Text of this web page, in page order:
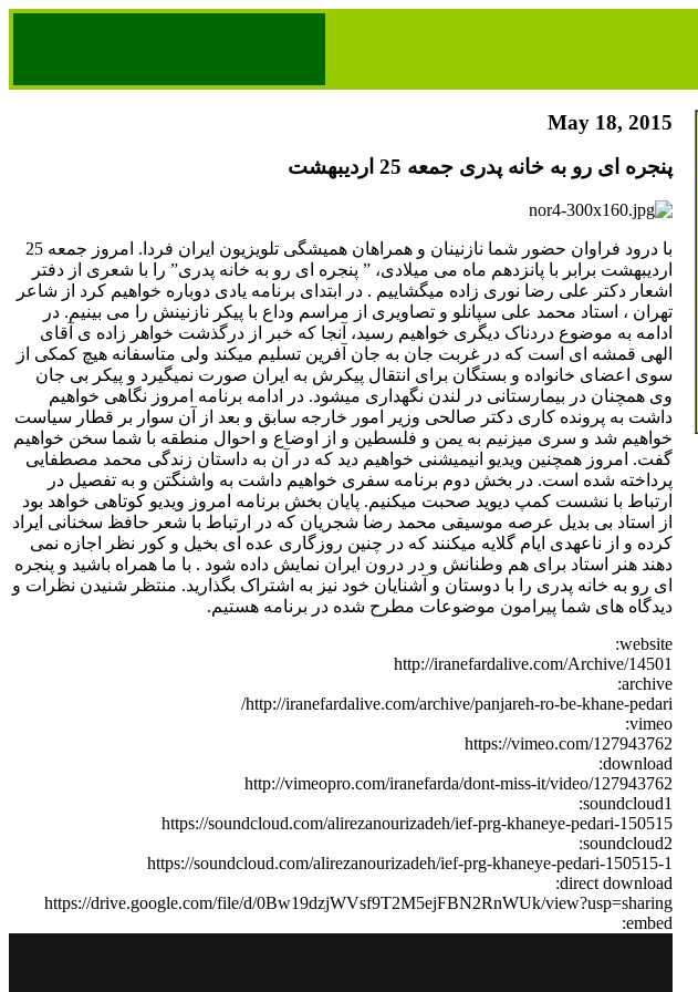
May 18, 2015
پنجره ای رو به خانه پدری جمعه 25 اردیبهشت
با درود فراوان حضور شما نازنینان و همراهان همیشگی تلویزیون ایران فردا. امروز جمعه 25
اردیبهشت برابر با پانزدهم ماه می میلادی، ” پنجره ای رو به خانه پدری” را با شعری از دفتر
اشعار دکتر علی رضا نوری زاده میگشاییم . در ابتدای برنامه یادی دوباره خواهیم کرد از شاعر
تهران ، استاد محمد علی سپانلو و تصاویری از مراسم وداع با پیکر نازنینش را می بینیم. در
ادامه به موضوع دردناک دیگری خواهیم رسید، آنجا که خبر از درگذشت خواهر زاده ی آقای
الهی قمشه ای است که در غربت جان به جان آفرین تسلیم میکند ولی متاسفانه هیچ کمکی از
سوی اعضای خانواده و بستگان برای انتقال پیکرش به ایران صورت نمیگیرد و پیکر بی جان
وی همچنان در بیمارستانی در لندن نگهداری میشود. در ادامه برنامه امروز نگاهی خواهیم
داشت به پرونده کاری دکتر صالحی وزیر امور خارجه سابق و بعد از آن سوار بر قطار سیاست
خواهیم شد و سری میزنیم به یمن و فلسطین و از اوضاع و احوال منطقه با شما سخن خواهیم
گفت. امروز همچنین ویدیو انیمیشنی خواهیم دید که در آن به داستان زندگی محمد مصطفایی
پرداخته شده است. در بخش دوم برنامه سفری خواهیم داشت به واشنگتن و به تفصیل در
ارتباط با نشست کمپ دیوید صحبت میکنیم. پایان بخش برنامه امروز ویدیو کوتاهی خواهد بود
از استاد بی بدیل عرصه موسیقی محمد رضا شجریان که در ارتباط با شعر حافظ سخنانی ایراد
کرده و از ناعهدی ایام گلایه میکنند که در چنین روزگاری عده ای بخیل و کور نظر اجازه نمی
دهند هنر استاد برای هم وطنانش و در درون ایران نمایش داده شود . با ما همراه باشید و پنجره
ای رو به خانه پدری را با دوستان و آشنایان خود نیز به اشتراک بگذارید. منتظر شنیدن نظرات و
دیدگاه های شما پیرامون موضوعات مطرح شده در برنامه هستیم.
website:
http://iranefardalive.com/Archive/14501
archive:
http://iranefardalive.com/archive/panjareh-ro-be-khane-pedari/
vimeo:
https://vimeo.com/127943762
download:
http://vimeopro.com/iranefarda/dont-miss-it/video/127943762
soundcloud1:
https://soundcloud.com/alirezanourizadeh/ief-prg-khaneye-pedari-150515
soundcloud2:
https://soundcloud.com/alirezanourizadeh/ief-prg-khaneye-pedari-150515-1
direct download:
https://drive.google.com/file/d/0Bw19dzjWVsf9T2M5ejFBN2RnWUk/view?usp=sharing
embed: